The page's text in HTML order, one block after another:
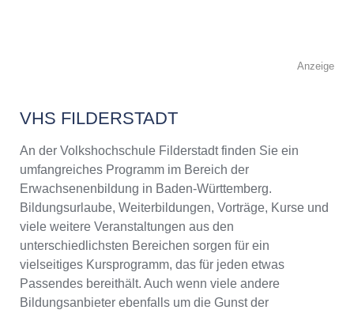
Anzeige
VHS FILDERSTADT
An der Volkshochschule Filderstadt finden Sie ein
umfangreiches Programm im Bereich der
Erwachsenenbildung in Baden-Württemberg.
Bildungsurlaube, Weiterbildungen, Vorträge, Kurse und
viele weitere Veranstaltungen aus den
unterschiedlichsten Bereichen sorgen für ein
vielseitiges Kursprogramm, das für jeden etwas
Passendes bereithält. Auch wenn viele andere
Bildungsanbieter ebenfalls um die Gunst der